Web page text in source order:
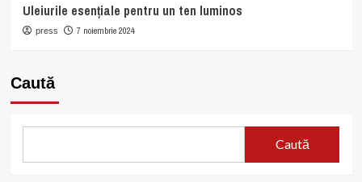
Uleiurile esențiale pentru un ten luminos
press 7 noiembrie 2024
Caută
Caută